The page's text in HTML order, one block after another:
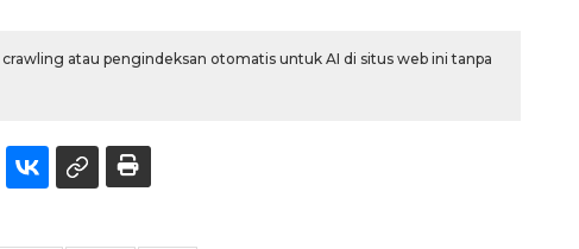
atau pengindeksan otomatis untuk AI di situs web ini tanpa